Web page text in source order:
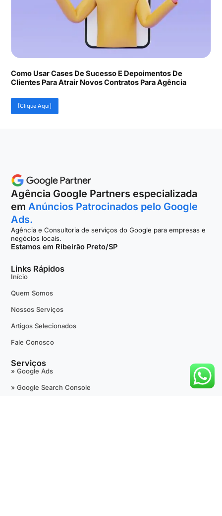
Como Usar Cases De Sucesso E Depoimentos De
Clientes Para Atrair Novos Contratos Para Agência
[Clique Aqui]
Agência Google Partners especializada
emAnúncios Patrocinados pelo Google
Ads.
Agência e Consultoria de serviços do Google para empresas e
negócios locais.
Estamos em Ribeirão Preto/SP
Links Rápidos
Início
Quem Somos
Nossos Serviços
Artigos Selecionados
Fale Conosco
Serviços
» Google Ads
» Google Search Console